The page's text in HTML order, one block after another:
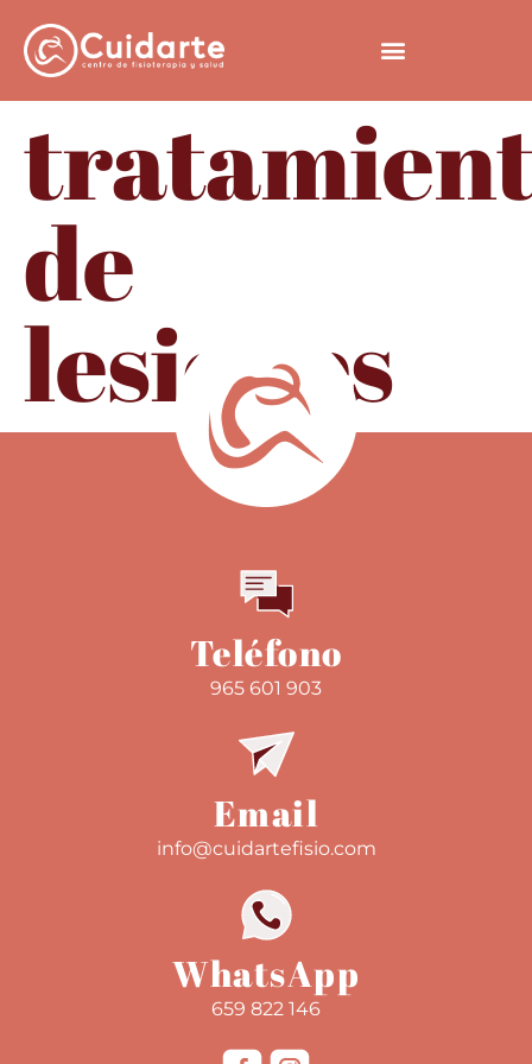
de
lesiones
Teléfono
965 601 903
Email
info@cuidartefisio.com
WhatsApp
659 822 146